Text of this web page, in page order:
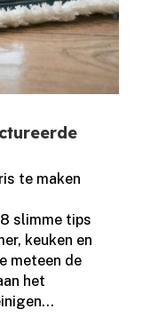
te maken
slimme tips
keuken en
meteen de
het